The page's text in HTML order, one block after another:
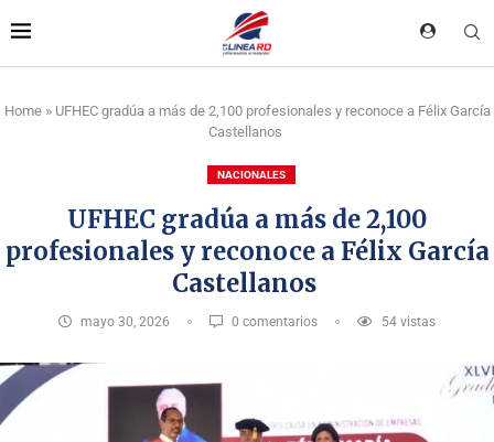
Home» UFHEC gradúa a más de 2,100 profesionales y reconoce a Félix García
Castellanos
NACIONALES
UFHEC gradúa a más de 2,100
profesionales y reconoce a Félix García
Castellanos
mayo 30, 2026 0 comentarios 54 vistas